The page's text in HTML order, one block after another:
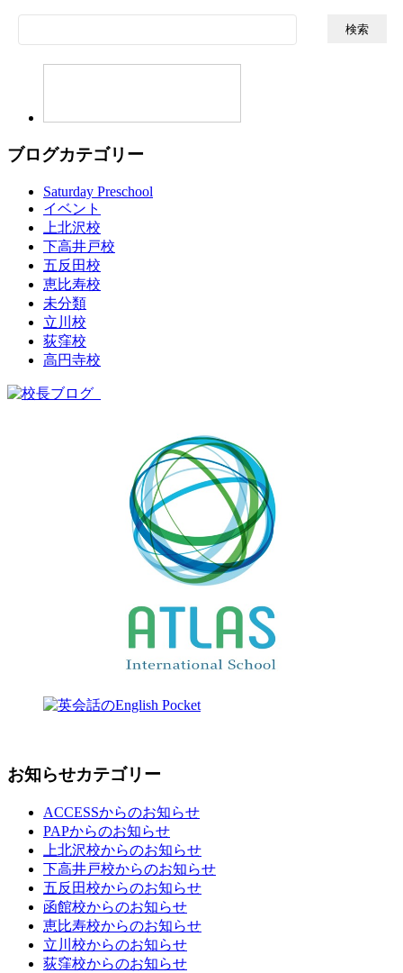
索:
ブログカテゴリー
Saturday Preschool
イベント
上北沢校
下高井戸校
五反田校
恵比寿校
未分類
立川校
荻窪校
高円寺校
お知らせカテゴリー
ACCESSからのお知らせ
PAPからのお知らせ
上北沢校からのお知らせ
下高井戸校からのお知らせ
五反田校からのお知らせ
函館校からのお知らせ
恵比寿校からのお知らせ
立川校からのお知らせ
荻窪校からのお知らせ